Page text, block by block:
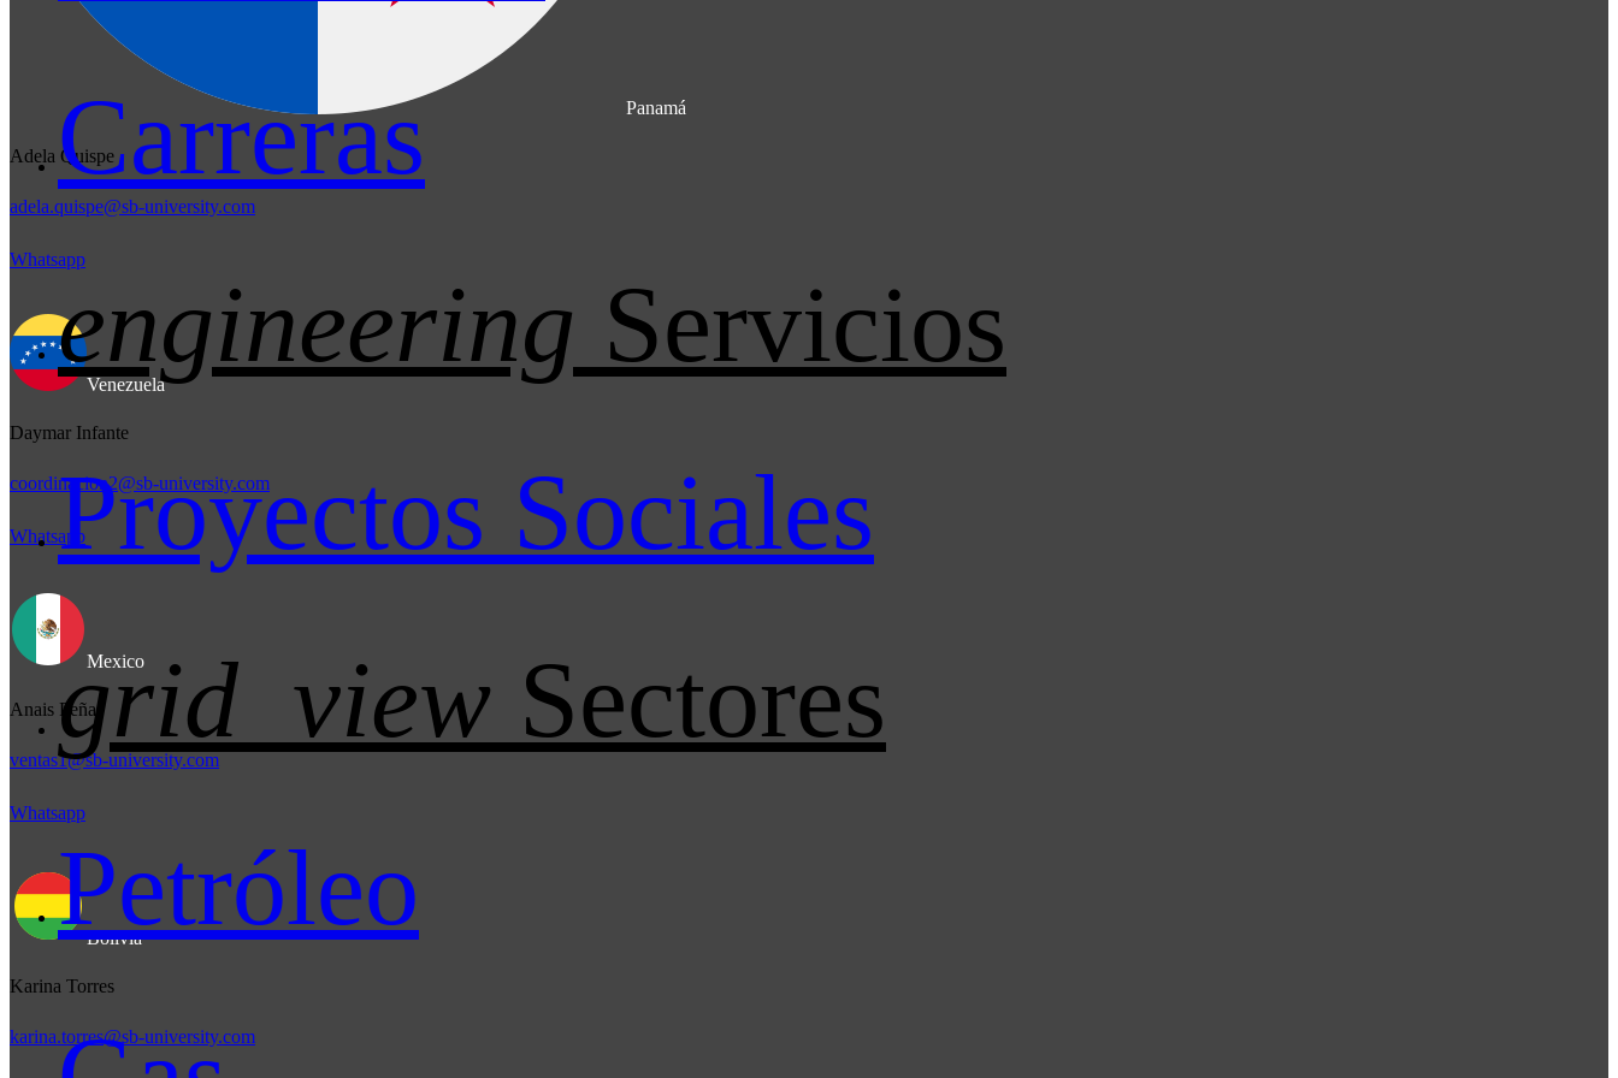
Carreras
engineering Servicios
Proyectos Sociales
grid_view Sectores
Petróleo
Panamá
Adela Quispe
adela.quispe@sb-university.com
Whatsapp
Venezuela
Daymar Infante
coordinacion2@sb-university.com
Whatsapp
Mexico
Anais Peña
ventas1@sb-university.com
Whatsapp
Bolivia
Karina Torres
karina.torres@sb-university.com